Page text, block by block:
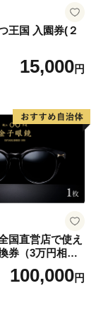
王国 入園券(２
15,000円
国直営店で使え
券（3万円相
100,000円